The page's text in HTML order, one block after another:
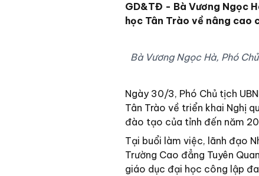
GD&TĐ - Bà Vương Ngọc
học Tân Trào về nâng
Bà Vương Ngọc Hà, Phó
Ngày 30/3, Phó Chủ tịch
Tân Trào về triển khai Nghị
đào tạo của tỉnh đến năm
Tại buổi làm việc, lãnh đạo
Trường Cao đẳng Tuyên
giáo dục đại học công lập